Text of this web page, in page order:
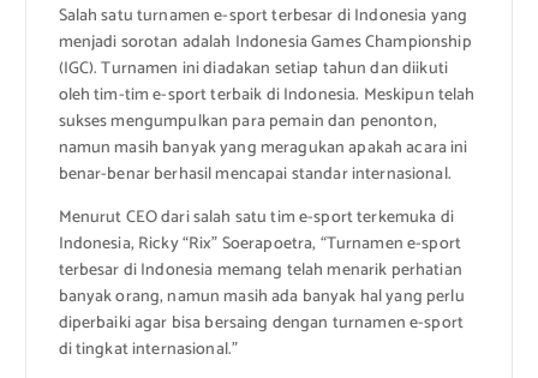
Salah satu turnamen e-sport terbesar di Indonesia yang
menjadi sorotan adalah Indonesia Games Championship
(IGC). Turnamen ini diadakan setiap tahun dan diikuti
oleh tim-tim e-sport terbaik di Indonesia. Meskipun telah
sukses mengumpulkan para pemain dan penonton,
namun masih banyak yang meragukan apakah acara ini
benar-benar berhasil mencapai standar internasional.
Menurut CEO dari salah satu tim e-sport terkemuka di
Indonesia, Ricky “Rix” Soerapoetra, “Turnamen e-sport
terbesar di Indonesia memang telah menarik perhatian
banyak orang, namun masih ada banyak hal yang perlu
diperbaiki agar bisa bersaing dengan turnamen e-sport
di tingkat internasional.”